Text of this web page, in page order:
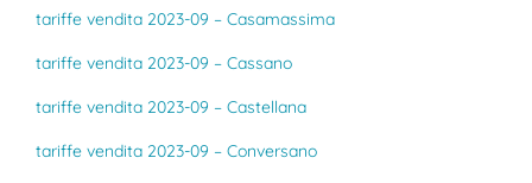
tariffe vendita 2023-09 – Casamassima
tariffe vendita 2023-09 – Cassano
tariffe vendita 2023-09 – Castellana
tariffe vendita 2023-09 – Conversano